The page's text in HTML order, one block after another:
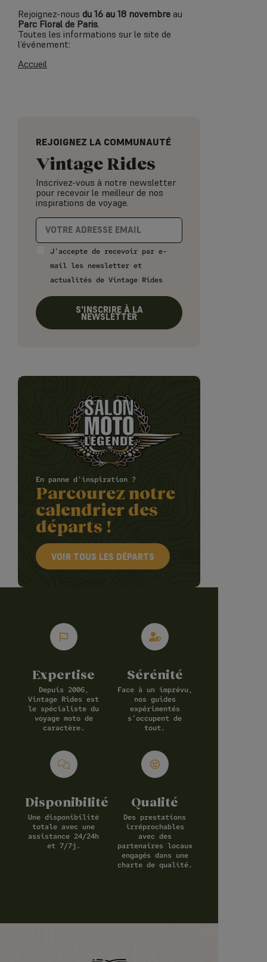
Rejoignez-nous du 16 au 18 novembre au
Parc Floral de Paris.
Toutes les informations sur le site de
l’événement:
Accueil
REJOIGNEZ LA COMMUNAUTÉ
Vintage Rides
Inscrivez-vous à notre newsletter
pour recevoir le meilleur de nos
inspirations de voyage.
J'accepte de recevoir par e-
mail les newsletter et
actualités de Vintage Rides
S'INSCRIRE À LA
NEWSLETTER
En panne d'inspiration ?
Parcourez notre
calendrier des
départs !
VOIR TOUS LES DÉPARTS
Expertise
Depuis 2006,
Vintage Rides est
le spécialiste du
voyage moto de
caractère.
Sérénité
Face à un imprévu,
nos guides
expérimentés
s’occupent de
tout.
Disponibilité
Une disponibilité
totale avec une
assistance 24/24h
et 7/7j.
Qualité
Des prestations
irréprochables
avec des
partenaires locaux
engagés dans une
charte de qualité.